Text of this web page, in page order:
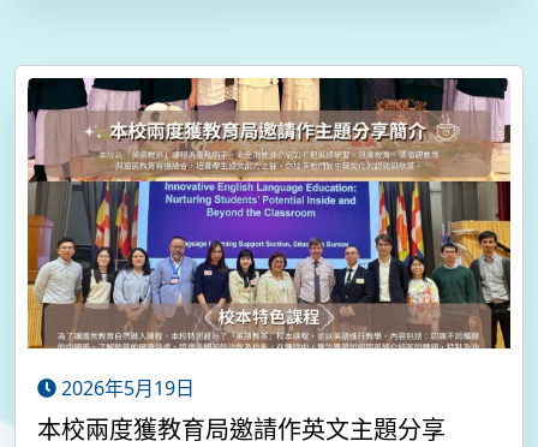
2026年5月19日
本校兩度獲教育局邀請作英文主題分享